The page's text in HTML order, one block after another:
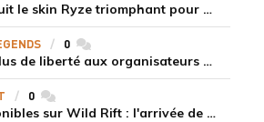
Riot Games réintroduit le skin Ryze triomphant pour récompenser la scène amateur
0commentaires
Riot Games donne plus de liberté aux organisateurs de tournois locaux sur League of Legends
0commentaires
Les champions disponibles sur Wild Rift : l'arrivée de Cho'Gath